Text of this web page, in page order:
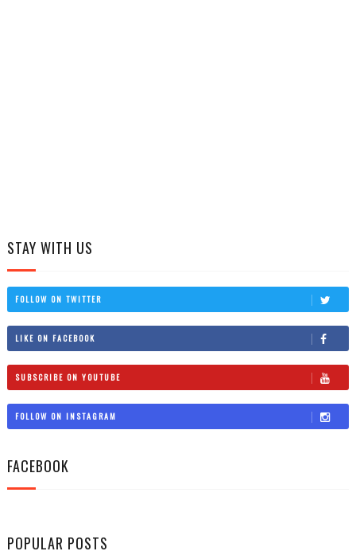
STAY WITH US
FOLLOW ON TWITTER
LIKE ON FACEBOOK
SUBSCRIBE ON YOUTUBE
FOLLOW ON INSTAGRAM
FACEBOOK
POPULAR POSTS